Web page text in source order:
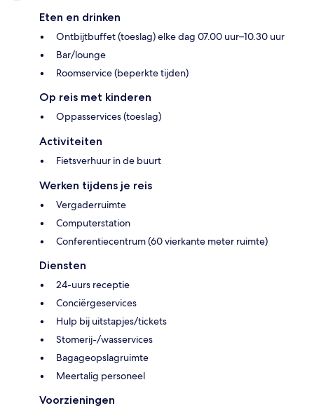
Eten en drinken
Ontbijtbuffet (toeslag) elke dag 07.00 uur–10.30 uur
Bar/lounge
Roomservice (beperkte tijden)
Op reis met kinderen
Oppasservices (toeslag)
Activiteiten
Fietsverhuur in de buurt
Werken tijdens je reis
Vergaderruimte
Computerstation
Conferentiecentrum (60 vierkante meter ruimte)
Diensten
24-uurs receptie
Conciërgeservices
Hulp bij uitstapjes/tickets
Stomerij-/wasservices
Bagageopslagruimte
Meertalig personeel
Voorzieningen